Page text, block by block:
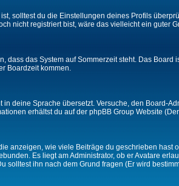
solltest du die Einstellungen deines Profils
nicht registriert bist, wäre das vielleicht ein guter
das System auf Sommerzeit steht. Das Board
Boardzeit kommen.
deine Sprache übersetzt. Versuche, den Board-
erhältst du auf der phpBB Group Website
anzeigen, wie viele Beiträge du geschrieben hast
Es liegt am Administrator, ob er Avatare
solltest ihn nach dem Grund fragen (Er wird